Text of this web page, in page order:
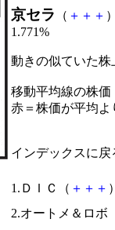
京セラ （ ＋ ＋ ＋
1.771%
動きの似ていた
移動平均線の株価
赤＝株価が平均
インデックスに戻
1.ＤＩＣ（ ＋ ＋ ＋
2.オートメ＆ロボ